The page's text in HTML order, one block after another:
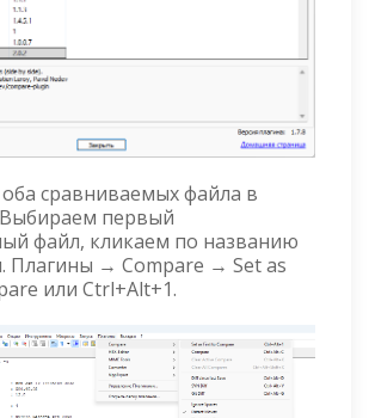
сравниваемых файла в
первый
файл, кликаем по названию
Плагины → Compare → Set as
или Ctrl+Alt+1.